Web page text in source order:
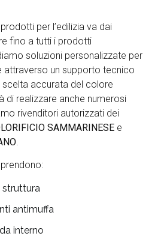
per l’edilizia va dai
fino a tutti i prodotti
soluzioni personalizzate per
attraverso un supporto tecnico
accurata del colore
di realizzare anche numerosi
rivenditori autorizzati dei
SAMMARINESE e
.
struttura
antimuffa
interno